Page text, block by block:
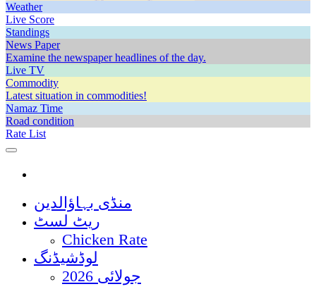
Weather
Live Score
Standings
News Paper
Examine the newspaper headlines of the day.
Live TV
Commodity
Latest situation in commodities!
Namaz Time
Road condition
Rate List
منڈی بہاؤالدین
ریٹ لسٹ
Chicken Rate
لوڈشیڈنگ
جولائی 2026